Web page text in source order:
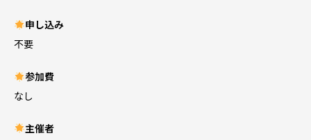
申し込み
不要
参加費
なし
主催者